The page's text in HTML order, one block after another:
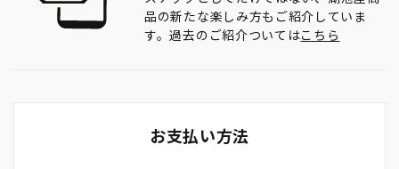
品の新たな楽しみ方もご紹介していま
す。過去のご紹介ついてはこちら
お支払い方法